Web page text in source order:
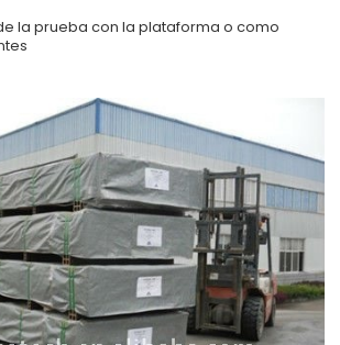
la prueba con la plataforma o como